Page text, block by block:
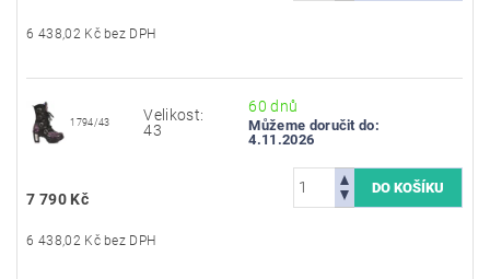
6 438,02 Kč bez DPH
1794/43
Velikost:
43
60 dnů
Můžeme doručit do:
4.11.2026
7 790 Kč
6 438,02 Kč bez DPH